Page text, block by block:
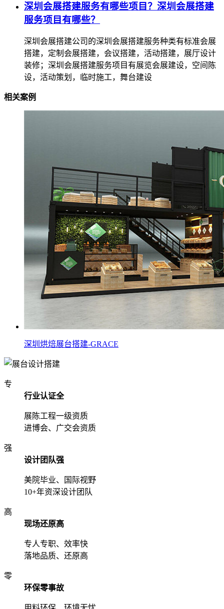
深圳会展搭建服务有哪些项目？深圳会展搭建
服务项目有哪些？
深圳会展搭建公司的深圳会展搭建服务种类有标准会展
搭建，定制会展搭建，会议搭建，活动搭建，展厅设计
装修；深圳会展搭建服务项目有展览会展建设，空间陈
设，活动策划，临时施工，舞台建设
相关案例
深圳烘焙展台搭建-GRACE
专
行业认证全
展陈工程一级资质
进博会、广交会资质
强
设计团队强
美院毕业、国际视野
10+年资深设计团队
高
现场还原高
专人专职、效率快
落地品质、还原高
零
环保零事故